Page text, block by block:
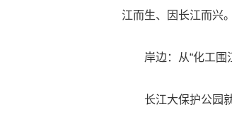
江而生、因长江而兴。
岸边：从“化工围
长江大保护公园